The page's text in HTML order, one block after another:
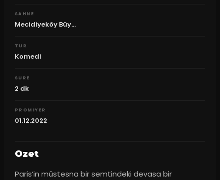
SAHNE
Mecidiyeköy Büy...
TUR
Komedi
SURE
2 dk
PROMIYER
01.12.2022
Ozet
Paris’in müstesna bir semtindeki devasa bir